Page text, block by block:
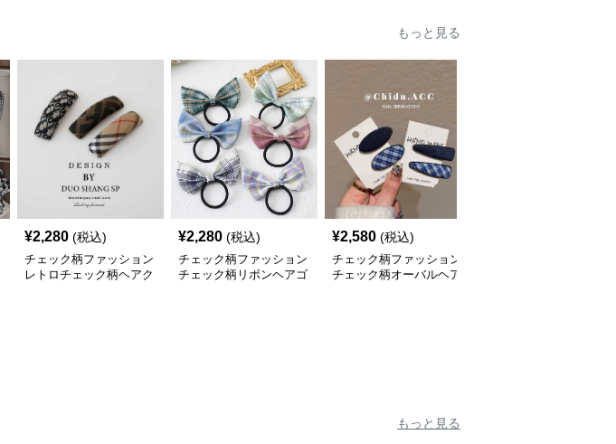
もっと見る
¥2,280 (税込)
チェック柄ファッション
レトロチェック柄ヘアク
¥2,280 (税込)
チェック柄ファッション
チェック柄リボンヘアゴ
¥2,580 (税込)
チェック柄ファッション
チェック柄オーバルヘア
もっと見る